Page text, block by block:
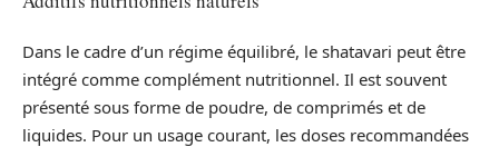
Dans le cadre d’un régime équilibré, le shatavari peut être
intégré comme complément nutritionnel. Il est souvent
présenté sous forme de poudre, de comprimés et de
liquides. Pour un usage courant, les doses recommandées